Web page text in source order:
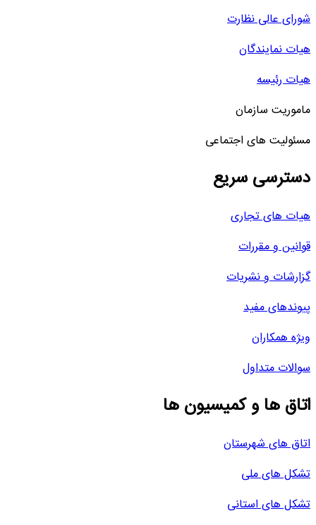
شورای عالی نظارت
هیات نمایندگان
هیات رئیسه
ماموریت سازمان
مسئولیت های اجتماعی
دسترسی سریع
هیات های تجاری
قوانین و مقررات
گزارشات و نشریات
پیوندهای مفید
ویژه همکاران
سوالات متداول
اتاق ها و کمیسیون ها
اتاق های شهرستان
تشکل های ملی
تشکل های استانی